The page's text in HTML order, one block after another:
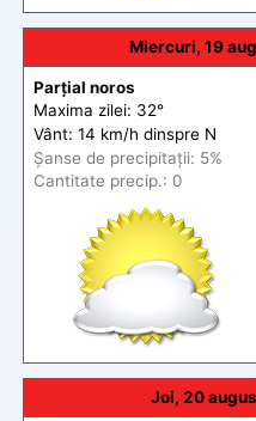
Miercuri, 19
Parțial noros
Maxima zilei: 32°
Vânt: 14 km/h dinspre N
Șanse de precipitații: 5%
Cantitate precip.: 0
Joi, 20